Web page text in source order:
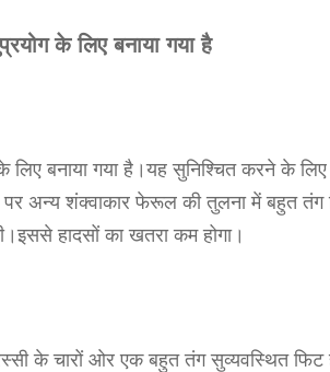
के लिए बनाया गया है
बनाया गया है।यह सुनिश्चित करने के लिए
अन्य शंक्वाकार फेरूल की तुलना में बहुत तंग
हादसों का खतरा कम होगा।
के चारों ओर एक बहुत तंग सुव्यवस्थित फिट